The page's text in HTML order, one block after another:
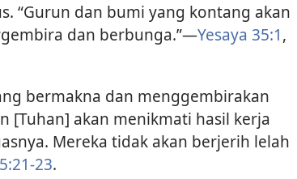
“Gurun dan bumi yang kontang akan
dan berbunga.”—Yesaya 35:1,
bermakna dan menggembirakan
[Tuhan] akan menikmati hasil kerja
Mereka tidak akan berjerih lelah
23.